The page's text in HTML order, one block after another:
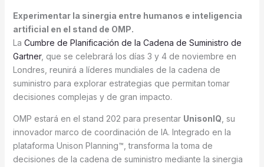
Experimentar la sinergia entre humanos e inteligencia
artificial en el stand de OMP.
La Cumbre de Planificación de la Cadena de Suministro de
Gartner, que se celebrará los días 3 y 4 de noviembre en
Londres, reunirá a líderes mundiales de la cadena de
suministro para explorar estrategias que permitan tomar
decisiones complejas y de gran impacto.
OMP estará en el stand 202 para presentar UnisonIQ , su
innovador marco de coordinación de IA. Integrado en la
plataforma Unison Planning™, transforma la toma de
decisiones de la cadena de suministro mediante la sinergia